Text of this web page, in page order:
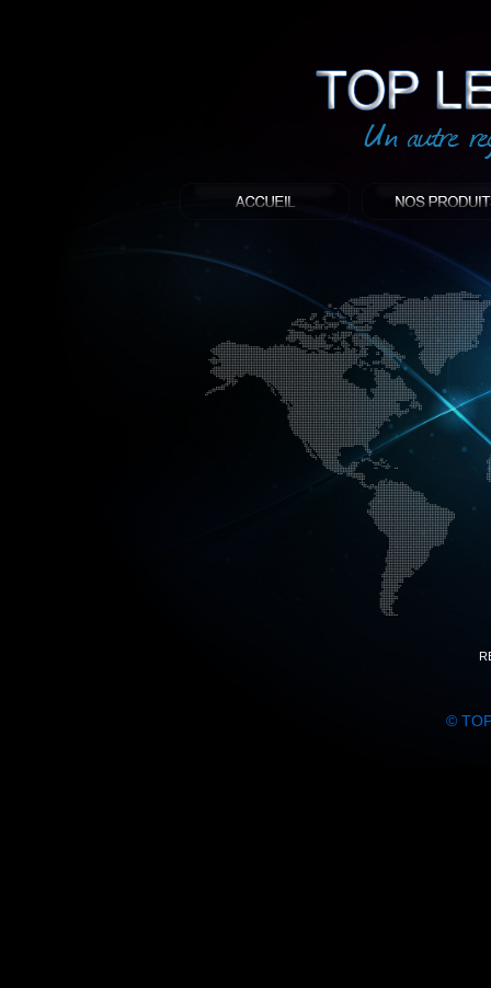
©
: Top led world
Produit décoratif led
Objet publicitaire led
éclairage blanc led
Enseigne publicitaire
Fabriquant et distributeur français
gamme à base de LED.
led, Topledworld, top led world, top
économie énergie, edf, lumière,